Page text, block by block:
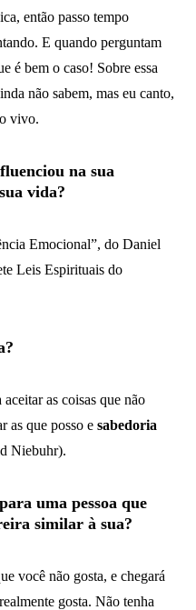
então passo tempo
E quando perguntam
é bem o caso! Sobre essa
não sabem, mas eu canto,
vivo.
na sua
vida?
Emocional”, do Daniel
Leis Espirituais do
aceitar as coisas que não
as que posso e sabedoria
Niebuhr).
uma pessoa que
similar à sua?
você não gosta, e chegará
gosta. Não tenha